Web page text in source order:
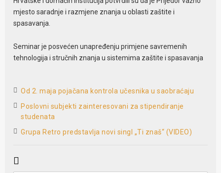
mjesto saradnje i razmjene znanja u oblasti zaštite i
spasavanja.
Seminar je posvećen unapređenju primjene savremenih
tehnologija i stručnih znanja u sistemima zaštite i spasavanja
Od 2. maja pojačana kontrola učesnika u saobraćaju
Poslovni subjekti zainteresovani za stipendiranje
studenata
Grupa Retro predstavlja novi singl „Ti znaš“ (VIDEO)